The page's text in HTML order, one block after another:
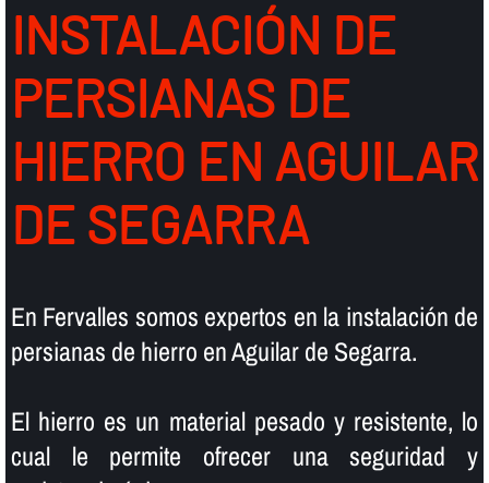
INSTALACIÓN DE
PERSIANAS DE
HIERRO EN AGUILAR
DE SEGARRA
En Fervalles somos expertos en la instalación de
persianas de hierro en Aguilar de Segarra.
El hierro es un material pesado y resistente, lo
cual le permite ofrecer una seguridad y